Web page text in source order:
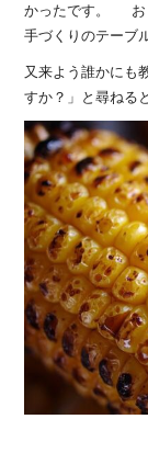
かったです。 お
手づくりのテーブ
又来よう誰かにも
すか？」と尋ねる